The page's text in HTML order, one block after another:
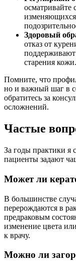
осматривайте
изменяющихся
Здоровый
отказ от
старения кожи.
Помните, что
но и важный шаг в
обратитесь за
осложнений.
Частые
За годы практики я
пациенты задают
Может ли
В большинстве
перерождаются в
предраковым
изменение цвета
к врачу.
Можно ли